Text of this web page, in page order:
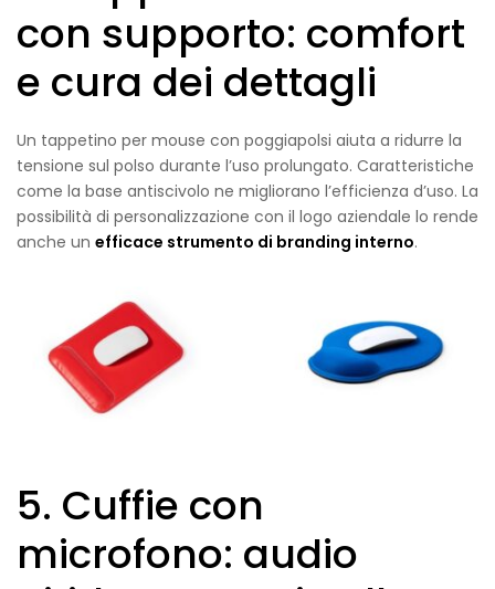
con supporto: comfort
e cura dei dettagli
Un tappetino per mouse con poggiapolsi aiuta a ridurre la
tensione sul polso durante l’uso prolungato. Caratteristiche
come la base antiscivolo ne migliorano l’efficienza d’uso. La
possibilità di personalizzazione con il logo aziendale lo rende
anche un efficace strumento di branding interno.
5. Cuffie con
microfono: audio